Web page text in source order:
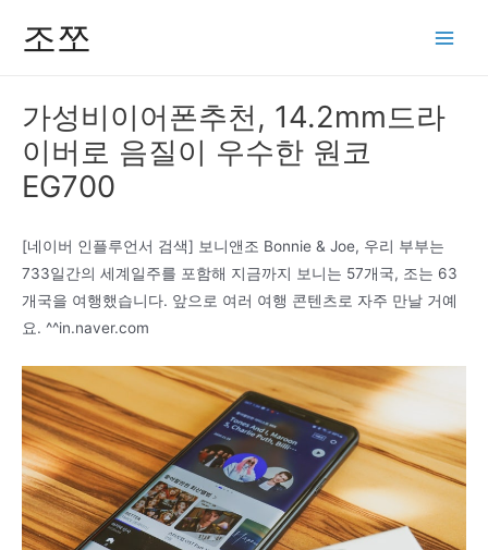
조쪼
가성비이어폰추천, 14.2mm드라
이버로 음질이 우수한 원코
EG700
[네이버 인플루언서 검색] 보니앤조 Bonnie & Joe, 우리 부부는
733일간의 세계일주를 포함해 지금까지 보니는 57개국, 조는 63
개국을 여행했습니다. 앞으로 여러 여행 콘텐츠로 자주 만날 거예
요. ^^in.naver.com